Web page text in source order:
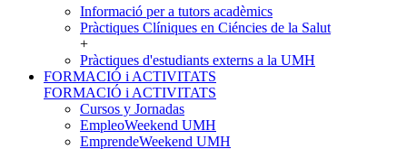
Informació per a tutors acadèmics
Pràctiques Clíniques en Ciéncies de la Salut
+
Pràctiques d'estudiants externs a la UMH
FORMACIÓ i ACTIVITATS
FORMACIÓ i ACTIVITATS
Cursos y Jornadas
EmpleoWeekend UMH
EmprendeWeekend UMH